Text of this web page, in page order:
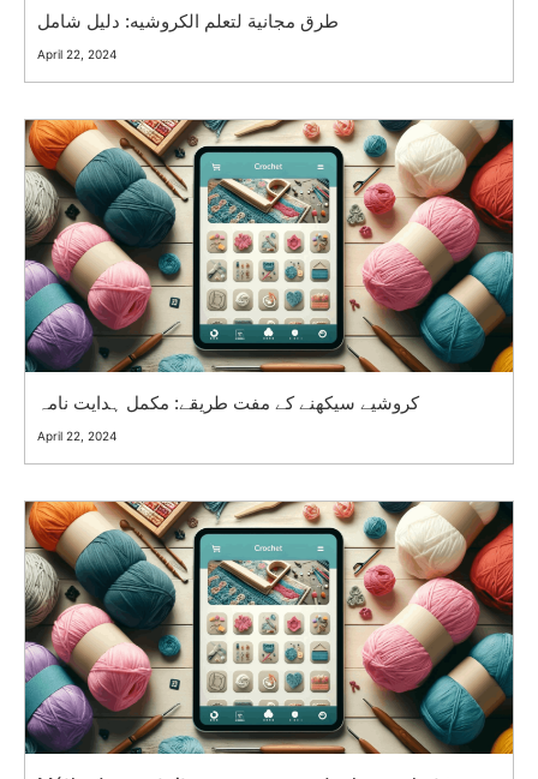
طرق مجانية لتعلم الكروشيه: دليل شامل
April 22, 2024
کروشیے سیکھنے کے مفت طریقے: مکمل ہدایت نامہ
April 22, 2024